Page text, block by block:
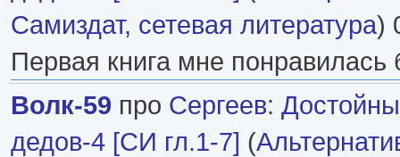
Самиздат, сетевая литература)
Первая книга мне понравилась
Волк-59 про Сергеев:
дедов-4 [СИ гл.1-7] (